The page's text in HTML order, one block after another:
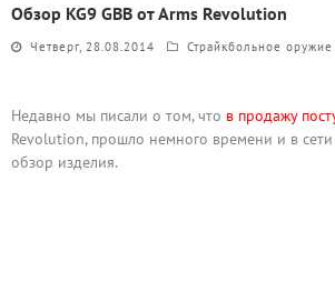
Обзор KG9 GBB от Arms Revolution
Четверг, 28.08.2014 Страйкбольное оружие
Недавно мы писали о том, что в продажу
Revolution, прошло немного времени и в
обзор изделия.